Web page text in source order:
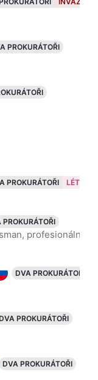
PROKURÁTOŘI
PROKURÁTOŘI LÉTO
PROKURÁTOŘI
DVA PROKURÁTOŘI
PROKURÁTOŘI
DVA PROKURÁTOŘI